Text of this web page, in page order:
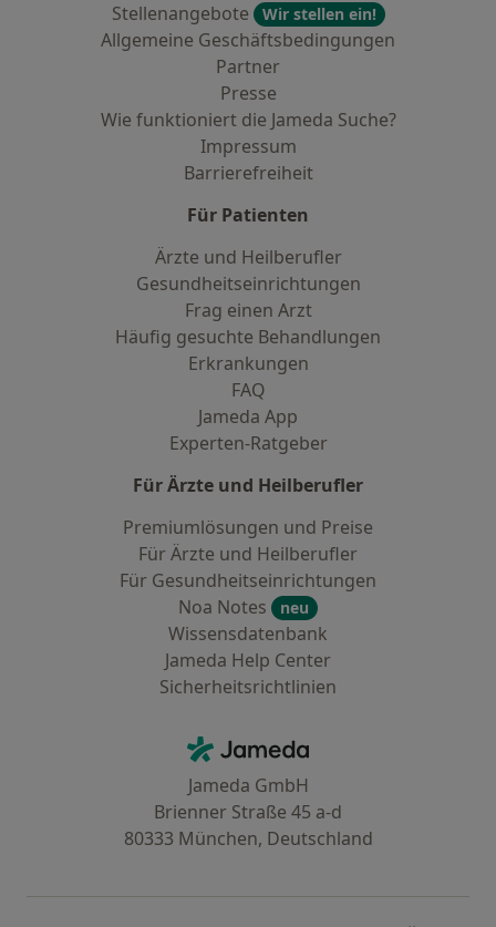
Stellenangebote
Wir stellen ein!
Allgemeine Geschäftsbedingungen
Partner
Presse
Wie funktioniert die Jameda Suche?
Impressum
Barrierefreiheit
Für Patienten
Ärzte und Heilberufler
Gesundheitseinrichtungen
Frag einen Arzt
Häufig gesuchte Behandlungen
Erkrankungen
FAQ
Jameda App
Experten-Ratgeber
Für Ärzte und Heilberufler
Premiumlösungen und Preise
Für Ärzte und Heilberufler
Für Gesundheitseinrichtungen
Noa Notes
neu
Wissensdatenbank
Jameda Help Center
Sicherheitsrichtlinien
Jameda - Startseite
Jameda GmbH
Brienner Straße 45 a-d
80333 München, Deutschland